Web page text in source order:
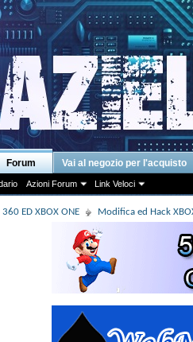
Forum
Azioni Forum Link Veloci
Vai al negozio per l'acquisto
360 ED XBOX ONE Modifica ed Hack